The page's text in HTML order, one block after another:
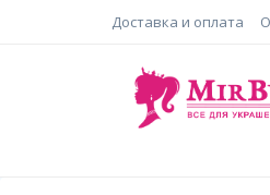
Доставка и оплата